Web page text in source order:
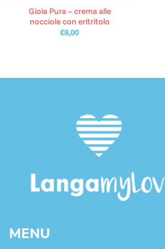
Gioia Pura – crema alle
nocciole con eritritolo
€8,00
MENU